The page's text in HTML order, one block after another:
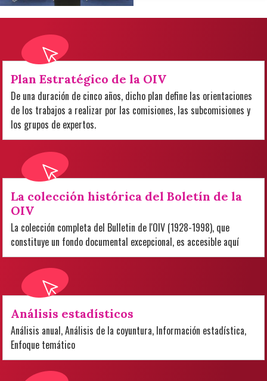
Plan Estratégico de la OIV
De una duración de cinco años, dicho plan define las orientaciones
de los trabajos a realizar por las comisiones, las subcomisiones y
los grupos de expertos.
La colección histórica del Boletín de la
OIV
La colección completa del Bulletin de l'OIV (1928-1998), que
constituye un fondo documental excepcional, es accesible aquí
Análisis estadísticos
Análisis anual, Análisis de la coyuntura, Información estadística,
Enfoque temático